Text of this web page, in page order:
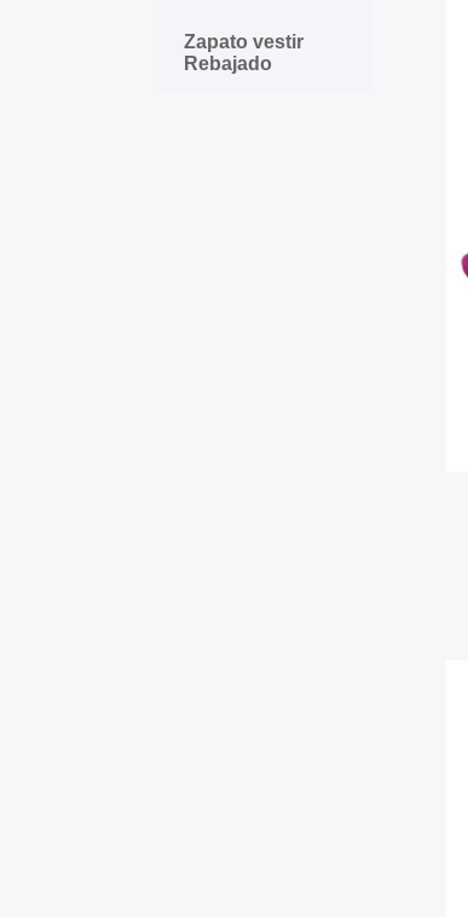
Zapato vestir
Rebajado